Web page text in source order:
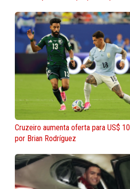
Cruzeiro aumenta oferta para US$
por Brian Rodríguez